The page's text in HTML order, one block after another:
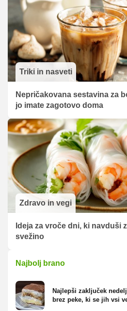
Triki in nasveti
Nepričakovana sestavina za
jo imate zagotovo doma
Zdravo in vegi
Ideja za vroče dni, ki navduši
svežino
Najbolj brano
Najlepši zaključek
brez peke, ki se jih vsi